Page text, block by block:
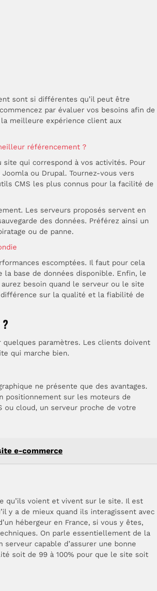
sont si différentes qu’il peut être
par évaluer vos besoins afin de
meilleure expérience client aux
référencement ?
qui correspond à vos activités. Pour
ou Drupal. Tournez-vous vers
CMS les plus connus pour la facilité de
Les serveurs proposés servent en
des données. Préférez ainsi un
ou de panne.
escomptées. Il faut pour cela
base de données disponible. Enfin, le
besoin quand le serveur ou le site
sur la qualité et la fiabilité de
paramètres. Les clients doivent
qui marche bien.
ne présente que des avantages.
positionnement sur les moteurs de
ou cloud, un serveur proche de votre
e-commerce
qu’ils voient et vivent sur le site. Il est
y a de mieux quand ils interagissent avec
hébergeur en France, si vous y êtes,
On parle essentiellement de la
capable d’assurer une bonne
soit de 99 à 100% pour que le site soit